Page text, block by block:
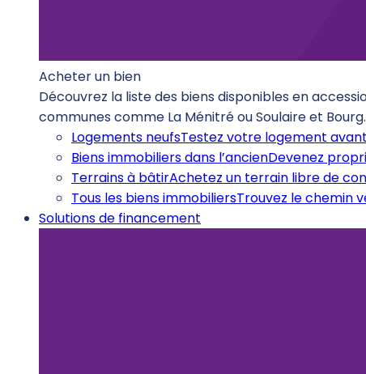
Acheter un bien
Découvrez la liste des biens disponibles en
communes comme La Ménitré ou Soulaire et Bourg.
Logements neufsTestez votre logement
Biens immobiliers dans l’ancienDevenez
Terrains à bâtirAchetez un terrain libre de
Tous les biens immobiliersTrouvez le chemin
Solutions de financement